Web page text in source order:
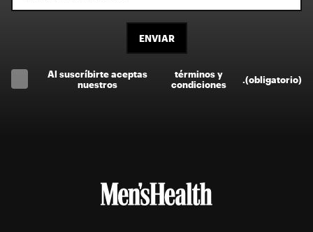
ENVIAR
Al suscríbirte aceptas
nuestros
términos y
condiciones
(obligatorio)